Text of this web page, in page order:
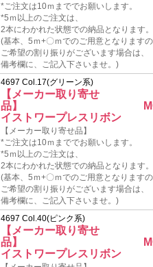
*ご注文は10ｍまででお願いします。
*5ｍ以上のご注文は、
2本にわかれた状態での納品となります。
(基本、5ｍ+〇ｍでのご用意となります
ご希望の割り振りがございます場合は、
備考欄に、ご記入下さいませ。)
4697 Col.17(グリーン系)
【メーカー取り寄せ
品】
イストワープレスリボン
【メーカー取り寄せ品】
*ご注文は10ｍまででお願いします。
*5ｍ以上のご注文は、
2本にわかれた状態での納品となります。
(基本、5ｍ+〇ｍでのご用意となります
ご希望の割り振りがございます場合は、
備考欄に、ご記入下さいませ。)
4697 Col.40(ピンク系)
【メーカー取り寄せ
品】
イストワープレスリボン